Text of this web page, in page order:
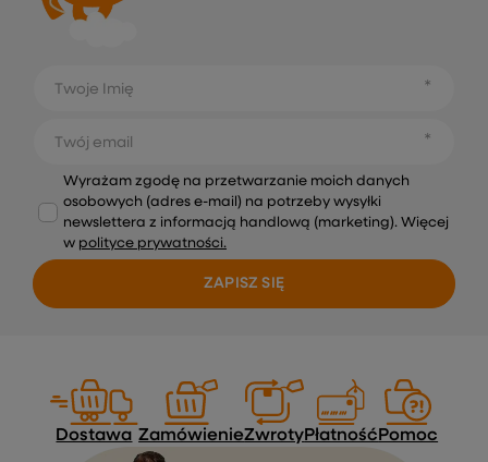
Twoje Imię
Twój email
Wyrażam zgodę na przetwarzanie moich danych
osobowych (adres e-mail) na potrzeby wysyłki
newslettera z informacją handlową (marketing). Więcej
w polityce prywatności.
ZAPISZ SIĘ
Dostawa ZamówienieZwrotyPłatność Pomoc